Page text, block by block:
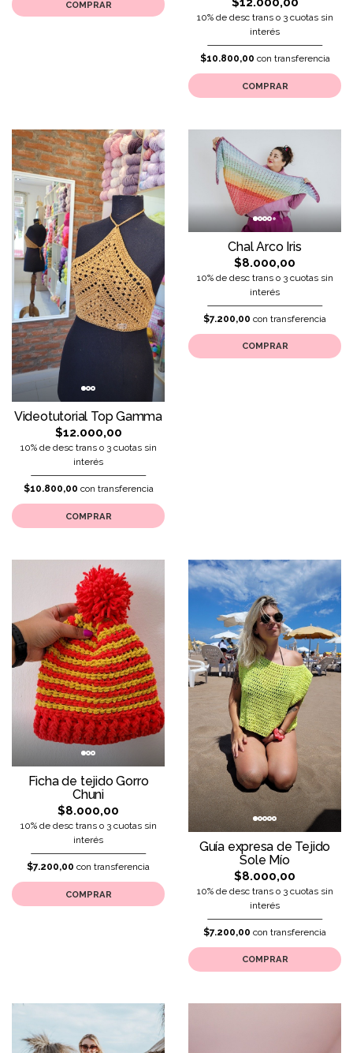
COMPRAR
10% de desc trans o 3 cuotas sin
interés
$10.800,00 con transferencia
COMPRAR
Videotutorial Top Gamma
$12.000,00
10% de desc trans o 3 cuotas sin
interés
$10.800,00 con transferencia
COMPRAR
Chal Arco Iris
$8.000,00
10% de desc trans o 3 cuotas sin
interés
$7.200,00 con transferencia
COMPRAR
Ficha de tejido Gorro
Chuni
$8.000,00
10% de desc trans o 3 cuotas sin
interés
$7.200,00 con transferencia
COMPRAR
Guía expresa de Tejido
Sole Mío
$8.000,00
10% de desc trans o 3 cuotas sin
interés
$7.200,00 con transferencia
COMPRAR